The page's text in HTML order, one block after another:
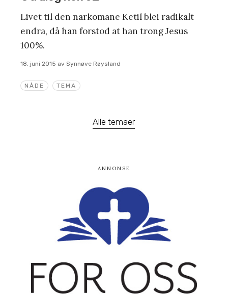
NÅDE TEMA
Livet til den narkomane Ketil blei radikalt
endra, då han forstod at han trong Jesus
100%.
18. juni 2015 av Synnøve Røysland
Alle temaer